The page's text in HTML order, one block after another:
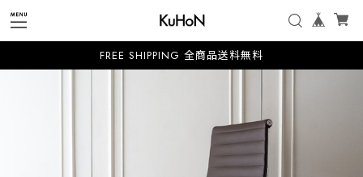
FREE SHIPPING 全商品送料無料